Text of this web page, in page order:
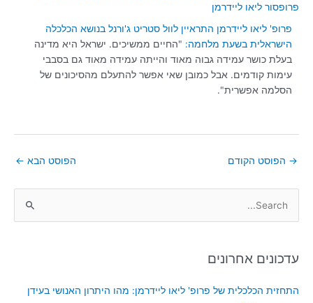
פרופסור ליאו ליידרמן
פרופ' ליאו ליידרמן התראיין לוול סטריט ג'ורנל בנושא הכלכלה
הישראלית בשעת מלחמה: "החיים ממשיכים. ישראל היא מדינה
בעלת כושר עמידה גבוה מאוד והייתה עמידה מאוד גם בסבבי
עימות קודמים. אבל כמובן שאי אפשר להתעלם מהסיכונים של
הסלמה אפשרית".
→ הפוסט הקודם הפוסט הבא ←
rעדכונים אחרונים
התחזית הכלכלית של פרופ' ליאו ליידרמן: מהו היתרון האנושי בעידן